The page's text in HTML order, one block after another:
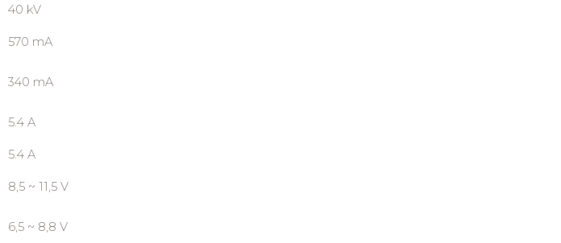
40 kV
570 mA
340 mA
5.4 A
5.4 A
8,5 ~ 11,5 V
6,5 ~ 8,8 V